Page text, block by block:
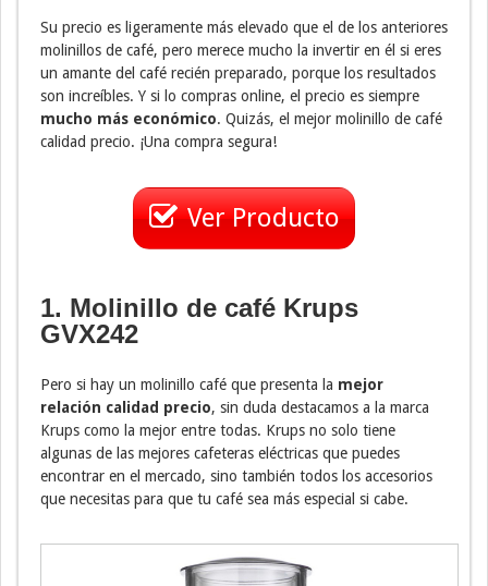
Su precio es ligeramente más elevado que el de los anteriores
molinillos de café, pero merece mucho la invertir en él si eres
un amante del café recién preparado, porque los resultados
son increíbles. Y si lo compras online, el precio es siempre
mucho más económico. Quizás, el mejor molinillo de café
calidad precio. ¡Una compra segura!
Ver Producto
1. Molinillo de café Krups
GVX242
Pero si hay un molinillo café que presenta la mejor
relación calidad precio, sin duda destacamos a la marca
Krups como la mejor entre todas. Krups no solo tiene
algunas de las mejores cafeteras eléctricas que puedes
encontrar en el mercado, sino también todos los accesorios
que necesitas para que tu café sea más especial si cabe.